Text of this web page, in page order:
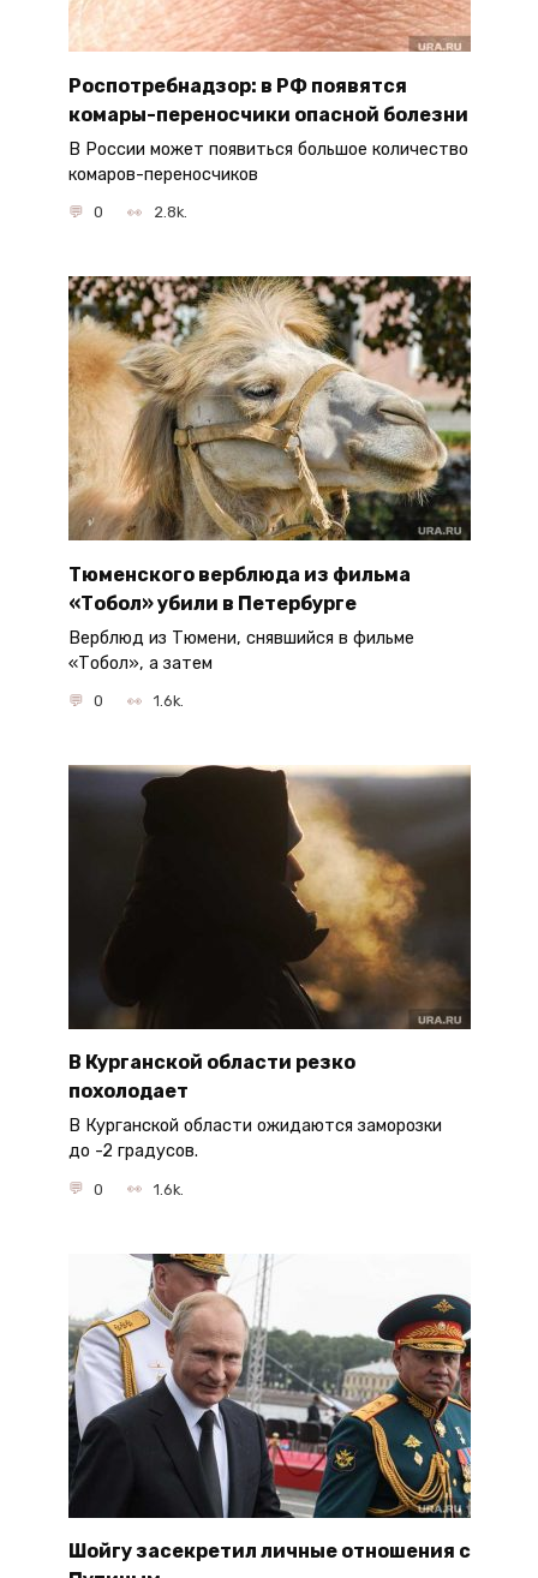
Роспотребнадзор: в РФ появятся
комары-переносчики опасной болезни
В России может появиться большое количество
комаров-переносчиков
0 2.8k.
Тюменского верблюда из фильма
«Тобол» убили в Петербурге
Верблюд из Тюмени, снявшийся в фильме
«Тобол», а затем
0 1.6k.
В Курганской области резко
похолодает
В Курганской области ожидаются заморозки
до -2 градусов.
0 1.6k.
Шойгу засекретил личные отношения с